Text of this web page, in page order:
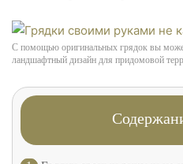
C помощью оригинальных грядок вы
ландшафтный дизайн для придомовой